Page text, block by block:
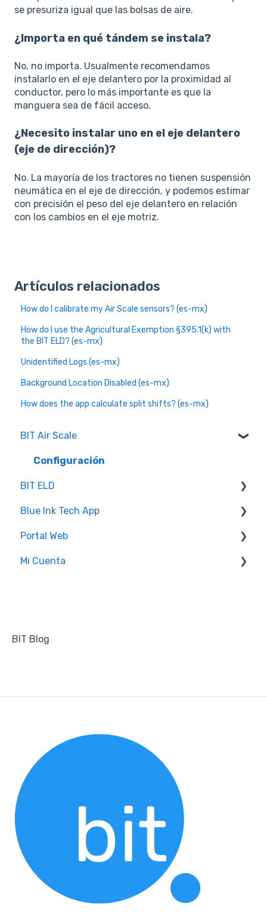
se presuriza igual que las bolsas de aire.
¿Importa en qué tándem se instala?
No, no importa. Usualmente recomendamos
instalarlo en el eje delantero por la proximidad al
conductor, pero lo más importante es que la
manguera sea de fácil acceso.
¿Necesito instalar uno en el eje delantero
(eje de dirección)?
No. La mayoría de los tractores no tienen suspensión
neumática en el eje de dirección, y podemos estimar
con precisión el peso del eje delantero en relación
con los cambios en el eje motriz.
Artículos relacionados
How do I calibrate my Air Scale sensors? (es-mx)
How do I use the Agricultural Exemption §395.1(k) with
the BIT ELD? (es-mx)
Unidentified Logs (es-mx)
Background Location Disabled (es-mx)
How does the app calculate split shifts? (es-mx)
BIT Air Scale
Configuración
BIT ELD
Log Book
Blue Ink Tech App
Mensajes de "Unresolved Issues"
Portal Web
Administrador(a)
Mi Cuenta
BIT Blog